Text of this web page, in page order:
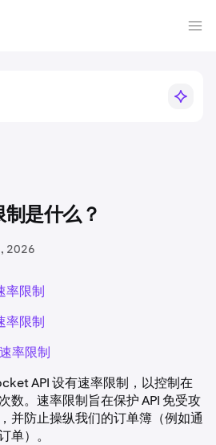
制是什么？
2026
率限制
率限制
率限制
API 设有速率限制，以控制在
数。速率限制旨在保护 API 免受攻
并防止操纵我们的订单簿（例如通
单）。